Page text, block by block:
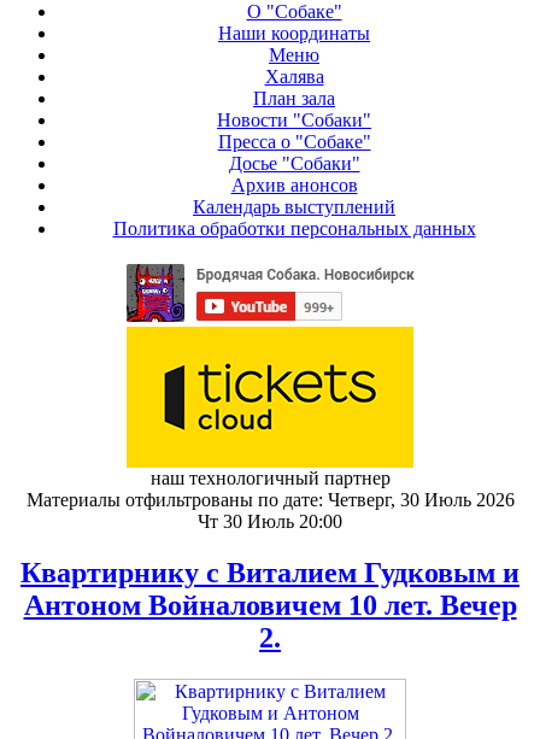
О "Собаке"
Наши координаты
Меню
Халява
План зала
Новости "Собаки"
Пресса о "Собаке"
Досье "Собаки"
Архив анонсов
Календарь выступлений
Политика обработки персональных данных
наш технологичный партнер
Материалы отфильтрованы по дате: Четверг, 30 Июль 2026
Чт 30 Июль 20:00
Квартирнику с Виталием Гудковым и
Антоном Войналовичем 10 лет. Вечер
2.